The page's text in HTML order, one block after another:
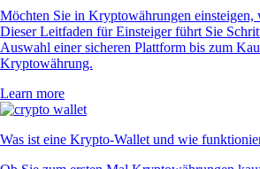
Möchten Sie in Kryptowährungen einsteigen,
Dieser Leitfaden für Einsteiger führt Sie
Auswahl einer sicheren Plattform bis zum
Kryptowährung.
Learn more
Was ist eine Krypto-Wallet und wie